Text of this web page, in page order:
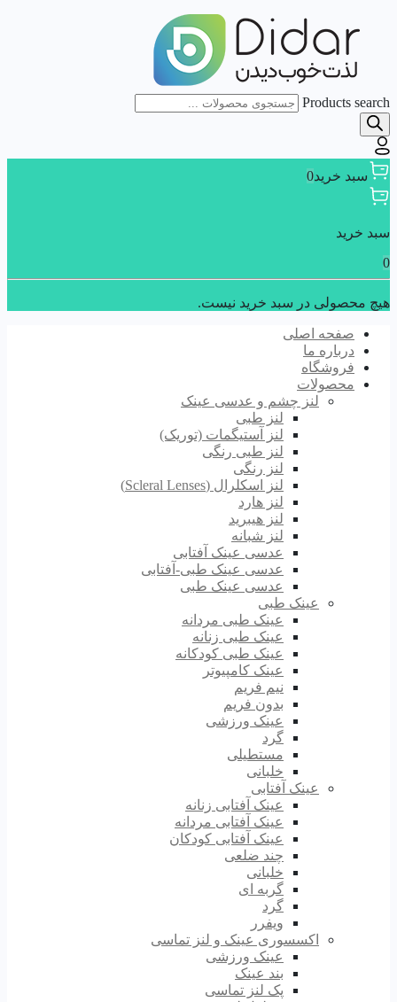
Products search
سبد خرید0
سبد خرید
0
هیچ محصولی در سبد خرید نیست.
صفحه اصلی
درباره ما
فروشگاه
محصولات
لنز چشم و عدسی عینک
لنز طبی
لنز آستیگمات (توریک)
لنز طبی رنگی
لنز رنگی
لنز اسکلرال (Scleral Lenses)
لنز هارد
لنز هیبرید
لنز شبانه
عدسی عینک آفتابی
عدسی عینک طبی-آفتابی
عدسی عینک طبی
عینک طبی
عینک طبی مردانه
عینک طبی زنانه
عینک طبی کودکانه
عینک کامپیوتر
نیم فریم
بدون فریم
عینک ورزشی
گرد
مستطیلی
خلبانی
عینک آفتابی
عینک آفتابی زنانه
عینک آفتابی مردانه
عینک آفتابی کودکان
چند ضلعی
خلبانی
گربه ای
گرد
ویفرر
اکسسوری عینک و لنز تماسی
عینک ورزشی
بند عینک
پک لنز تماسی